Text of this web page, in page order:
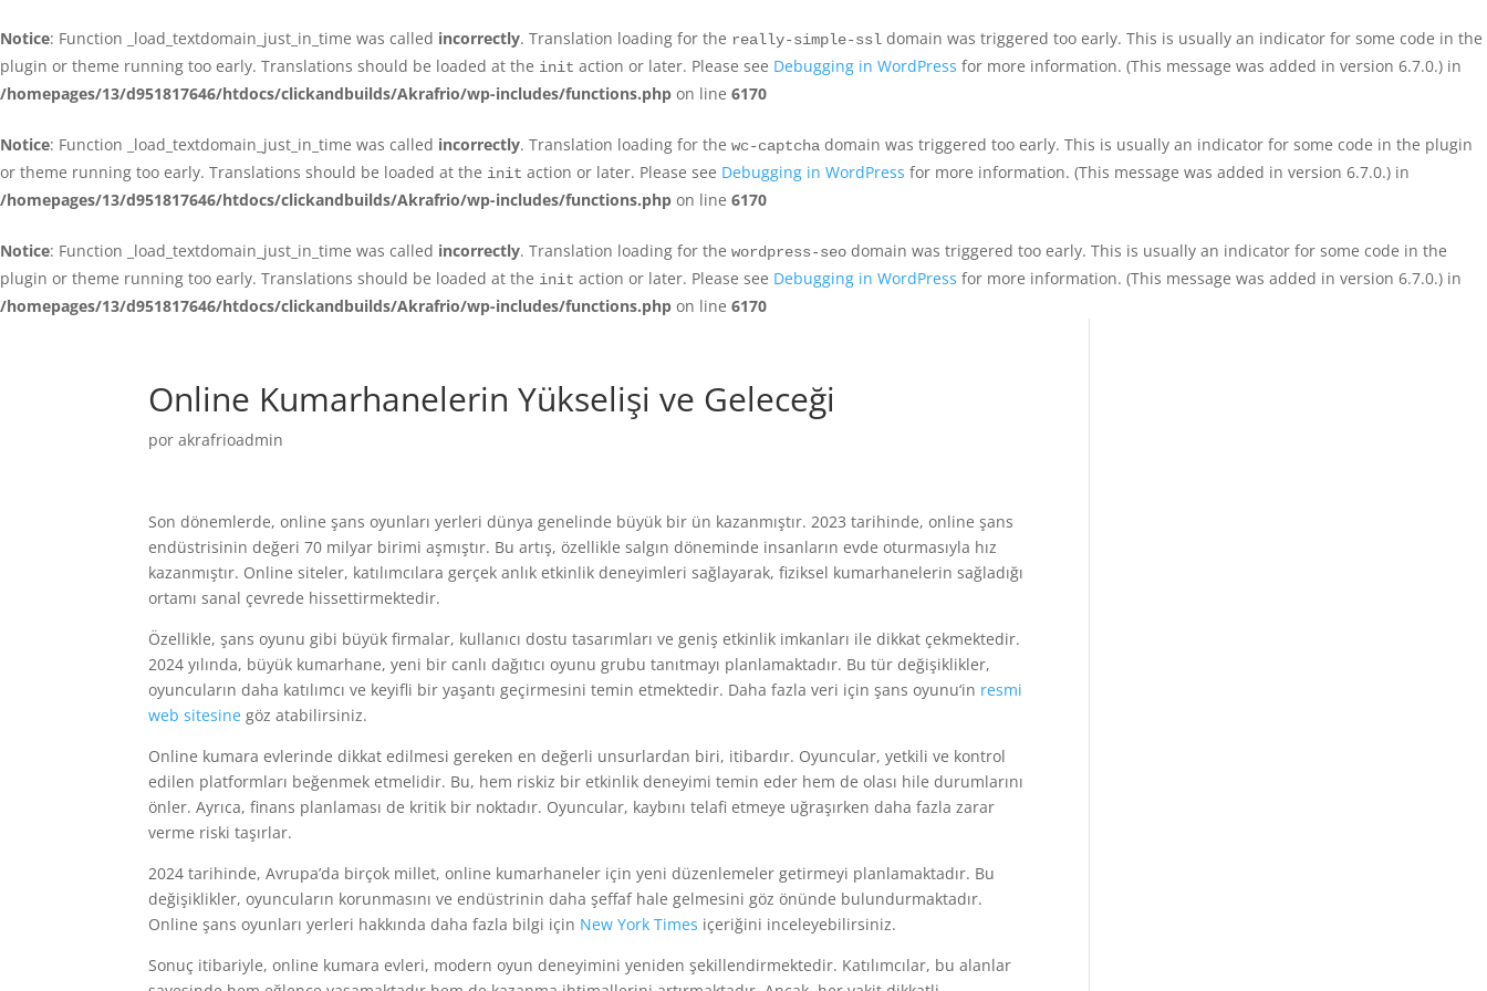
Notice: Function _load_textdomain_just_in_time was called incorrectly. Translation loading for the really-simple-ssl domain was triggered too early. This is usually an indicator for some code in the
plugin or theme running too early. Translations should be loaded at the init action or later. Please see Debugging in WordPress for more information. (This message was added in version 6.7.0.) in
/homepages/13/d951817646/htdocs/clickandbuilds/Akrafrio/wp-includes/functions.php on line 6170
Notice: Function _load_textdomain_just_in_time was called incorrectly. Translation loading for the wc-captcha domain was triggered too early. This is usually an indicator for some code in the plugin
or theme running too early. Translations should be loaded at the init action or later. Please see Debugging in WordPress for more information. (This message was added in version 6.7.0.) in
/homepages/13/d951817646/htdocs/clickandbuilds/Akrafrio/wp-includes/functions.php on line 6170
Notice: Function _load_textdomain_just_in_time was called incorrectly. Translation loading for the wordpress-seo domain was triggered too early. This is usually an indicator for some code in the
plugin or theme running too early. Translations should be loaded at the init action or later. Please see Debugging in WordPress for more information. (This message was added in version 6.7.0.) in
/homepages/13/d951817646/htdocs/clickandbuilds/Akrafrio/wp-includes/functions.php on line 6170
Online Kumarhanelerin Yükselişi ve Geleceği
porakrafrioadmin
Son dönemlerde, online şans oyunları yerleri dünya genelinde büyük bir ün kazanmıştır. 2023 tarihinde, online şans
endüstrisinin değeri 70 milyar birimi aşmıştır. Bu artış, özellikle salgın döneminde insanların evde oturmasıyla hız
kazanmıştır. Online siteler, katılımcılara gerçek anlık etkinlik deneyimleri sağlayarak, fiziksel kumarhanelerin sağladığı
ortamı sanal çevrede hissettirmektedir.
Özellikle, şans oyunu gibi büyük firmalar, kullanıcı dostu tasarımları ve geniş etkinlik imkanları ile dikkat çekmektedir.
2024 yılında, büyük kumarhane, yeni bir canlı dağıtıcı oyunu grubu tanıtmayı planlamaktadır. Bu tür değişiklikler,
oyuncuların daha katılımcı ve keyifli bir yaşantı geçirmesini temin etmektedir. Daha fazla veri için şans oyunu‘in resmi
web sitesine göz atabilirsiniz.
Online kumara evlerinde dikkat edilmesi gereken en değerli unsurlardan biri, itibardır. Oyuncular, yetkili ve kontrol
edilen platformları beğenmek etmelidir. Bu, hem riskiz bir etkinlik deneyimi temin eder hem de olası hile durumlarını
önler. Ayrıca, finans planlaması de kritik bir noktadır. Oyuncular, kaybını telafi etmeye uğraşırken daha fazla zarar
verme riski taşırlar.
2024 tarihinde, Avrupa’da birçok millet, online kumarhaneler için yeni düzenlemeler getirmeyi planlamaktadır. Bu
değişiklikler, oyuncuların korunmasını ve endüstrinin daha şeffaf hale gelmesini göz önünde bulundurmaktadır.
Online şans oyunları yerleri hakkında daha fazla bilgi için New York Times içeriğini inceleyebilirsiniz.
Sonuç itibariyle, online kumara evleri, modern oyun deneyimini yeniden şekillendirmektedir. Katılımcılar, bu alanlar